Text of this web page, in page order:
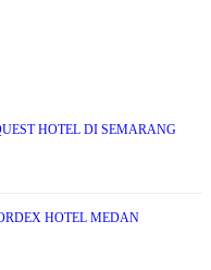
HOTEL DI SEMARANG
HOTEL MEDAN